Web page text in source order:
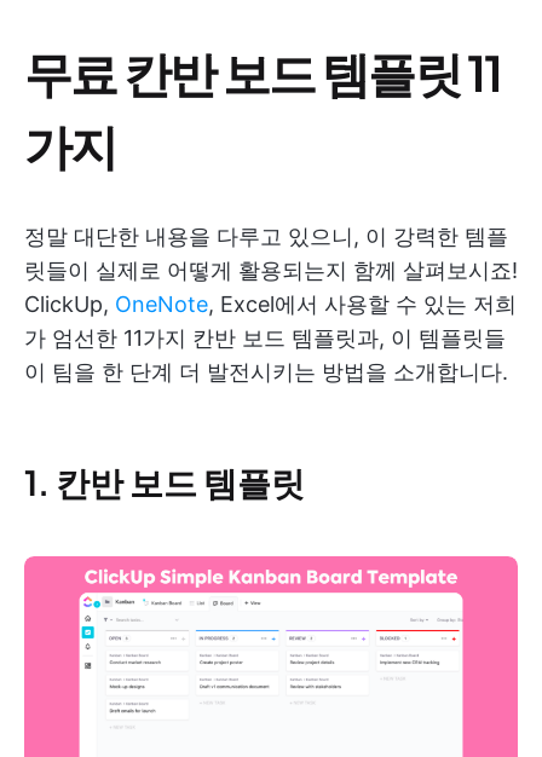
무료 칸반 보드 템플릿 11
가지
정말 대단한 내용을 다루고 있으니, 이 강력한 템플
릿들이 실제로 어떻게 활용되는지 함께 살펴보시죠!
ClickUp, OneNote, Excel에서 사용할 수 있는 저희
가 엄선한 11가지 칸반 보드 템플릿과, 이 템플릿들
이 팀을 한 단계 더 발전시키는 방법을 소개합니다.
1. 칸반 보드 템플릿